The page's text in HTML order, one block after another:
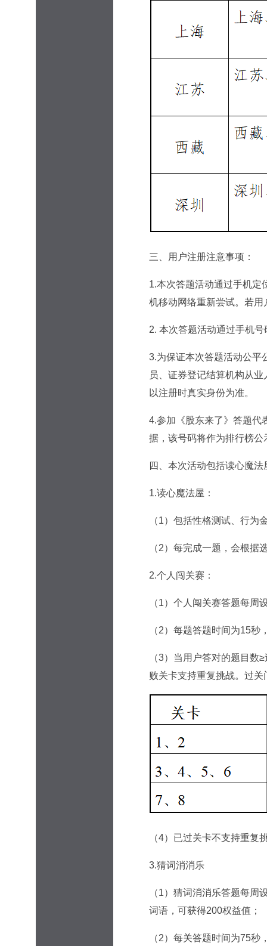
三、用户注册注意事项：
1.本次答题活动通过手机定
机移动网络重新尝试。若
2. 本次答题活动通过手机
3.为保证本次答题活动公平
员、证券登记结算机构从
以注册时真实身份为准。
4.参加《股东来了》答题代
据，该号码将作为排行榜
四、本次活动包括读心魔
1.读心魔法屋：
（1）包括性格测试、行为
（2）每完成一题，会根
2.个人闯关赛：
（1）个人闯关赛答题每周
（2）每题答题时间为15
（3）当用户答对的题目
败关卡支持重复挑战。过关
（4）已过关卡不支持重复
3.猜词消消乐
（1）猜词消消乐答题每周
词语，可获得200权益值；
（2）每关答题时间为75